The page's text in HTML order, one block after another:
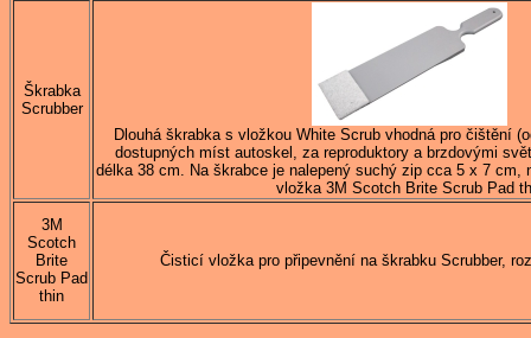
Škrabka
Scrubber
Dlouhá škrabka s vložkou White Scrub vhodná pro čištění
dostupných míst autoskel, za reproduktory a brzdovými
délka 38 cm. Na škrabce je nalepený suchý zip cca 5 x 7 cm,
vložka 3M Scotch Brite Scrub Pad
3M
Scotch
Brite
Scrub Pad
thin
Čisticí vložka pro připevnění na škrabku Scrubber,